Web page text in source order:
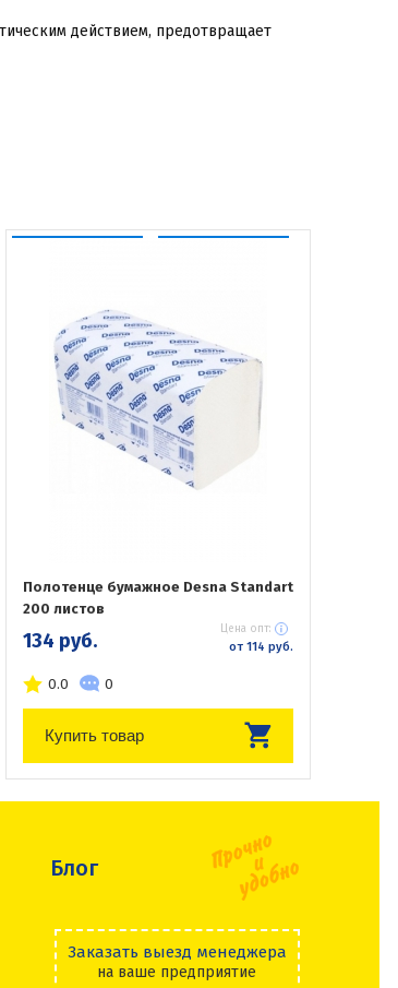
действием, предотвращает
Полотенце бумажное Desna Standart
200 листов
134 руб. Цена опт:
от 114 руб.
0.0 0
Купить товар
Блог
Заказать выезд менеджера
на ваше предприятие